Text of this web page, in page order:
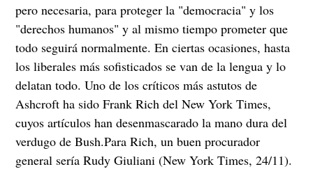
pero necesaria, para proteger la "democracia" y los
"derechos humanos" y al mismo tiempo prometer que
todo seguirá normalmente. En ciertas ocasiones, hasta
los liberales más sofisticados se van de la lengua y lo
delatan todo. Uno de los críticos más astutos de
Ashcroft ha sido Frank Rich del New York Times,
cuyos artículos han desenmascarado la mano dura del
verdugo de Bush.Para Rich, un buen procurador
general sería Rudy Giuliani (New York Times, 24/11).